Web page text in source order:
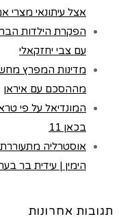
אצל עיתונאי מצרי
הפקרת הילדות
עם צבי יחזקאלי
מדינות המפרץ
מההסכם עם איראן
המונדיאל על פי
בכאן 11
אוסטרליה
הימין | עידית בר
תגובות אחרונות